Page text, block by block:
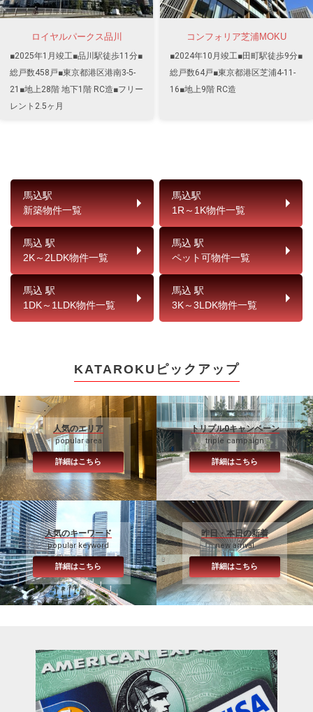
ロイヤルパークス品川
■2025年1月竣工■品川駅徒歩11分■
総戸数458戸■東京都港区港南3-5-
21■地上28階 地下1階 RC造■フリー
レント2.5ヶ月
コンフォリア芝浦MOKU
■2024年10月竣工■田町駅徒歩9分■
総戸数64戸■東京都港区芝浦4-11-
16■地上9階 RC造
馬込駅
新築物件一覧
馬込駅
1R～1K物件一覧
馬込 駅
2K～2LDK物件一覧
馬込 駅
ペット可物件一覧
馬込 駅
1DK～1LDK物件一覧
馬込 駅
3K～3LDK物件一覧
KATAROKUピックアップ
人気のエリア
popular area
詳細はこちら
トリプル0キャンペーン
triple campaign
詳細はこちら
人気のキーワード
popular keyword
詳細はこちら
昨日・本日の新着
new arrival
詳細はこちら